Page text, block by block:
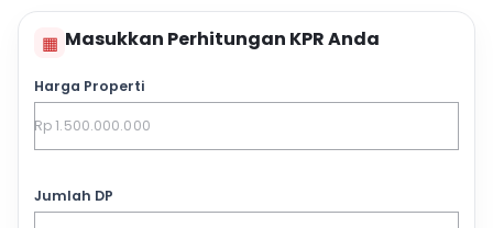
▦ Masukkan Perhitungan KPR Anda
Harga Properti
Jumlah DP